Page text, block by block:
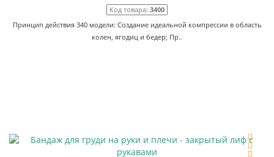
Код товара: 3400
Принцип действия 340 модели: Создание идеальной компрессии в область
колен, ягодиц и бедер; Пр..